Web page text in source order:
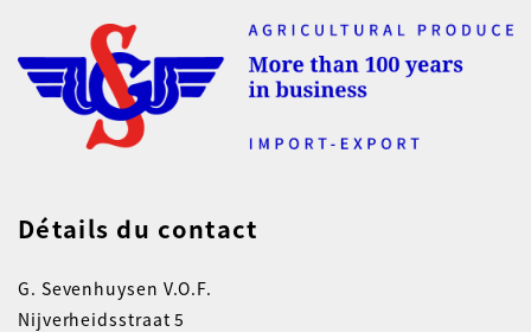
Détails du contact
G. Sevenhuysen V.O.F.
Nijverheidsstraat 5